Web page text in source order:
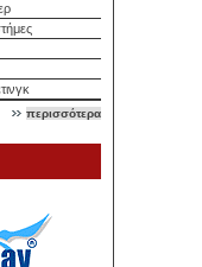
περισσότερα